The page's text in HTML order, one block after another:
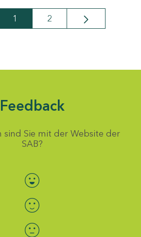
Seite
1 Seite
2
Feedback
sind Sie mit der Website der
SAB?
Bewertung auswählen